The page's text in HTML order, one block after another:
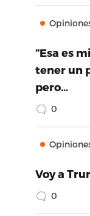
“Esa es
tener un
pero…
0
Voy a
0